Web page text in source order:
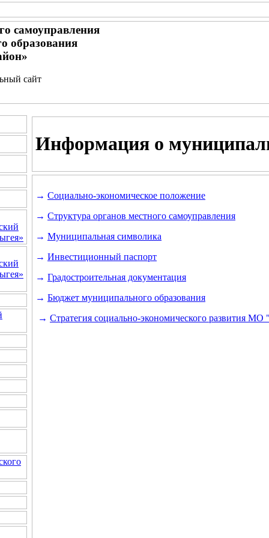
самоуправления
образования
сайт
Информация о
→ Социально-экономическое положение
→ Структура органов местного самоуправления
→ Муниципальная символика
→ Инвестиционный паспорт
→ Градостроительная документация
→ Бюджет муниципального образования
→ Стратегия социально-экономического развития